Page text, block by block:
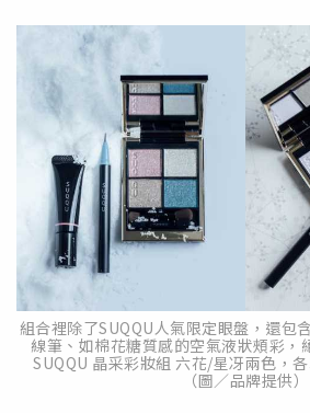
組合裡除了SUQQU人氣限定眼盤，還包
線筆、如棉花糖質感的空氣液狀頰彩，
SUQQU 晶采彩妝組 六花/星冴兩色，
（圖／品牌提供）